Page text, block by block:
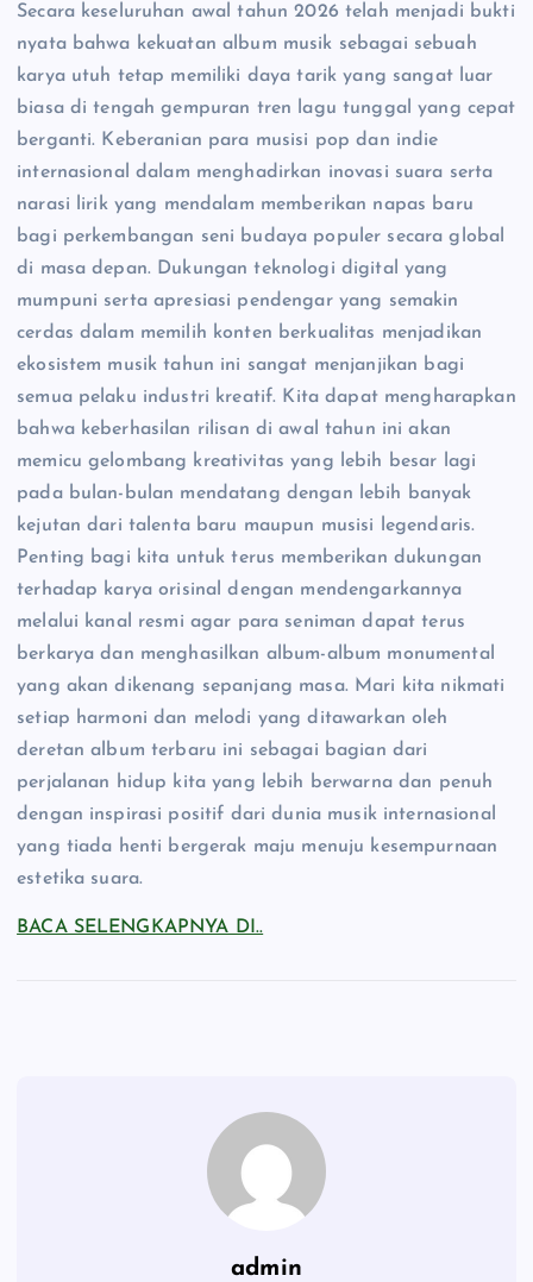
Secara keseluruhan awal tahun 2026 telah menjadi bukti
nyata bahwa kekuatan album musik sebagai sebuah
karya utuh tetap memiliki daya tarik yang sangat luar
biasa di tengah gempuran tren lagu tunggal yang cepat
berganti. Keberanian para musisi pop dan indie
internasional dalam menghadirkan inovasi suara serta
narasi lirik yang mendalam memberikan napas baru
bagi perkembangan seni budaya populer secara global
di masa depan. Dukungan teknologi digital yang
mumpuni serta apresiasi pendengar yang semakin
cerdas dalam memilih konten berkualitas menjadikan
ekosistem musik tahun ini sangat menjanjikan bagi
semua pelaku industri kreatif. Kita dapat mengharapkan
bahwa keberhasilan rilisan di awal tahun ini akan
memicu gelombang kreativitas yang lebih besar lagi
pada bulan-bulan mendatang dengan lebih banyak
kejutan dari talenta baru maupun musisi legendaris.
Penting bagi kita untuk terus memberikan dukungan
terhadap karya orisinal dengan mendengarkannya
melalui kanal resmi agar para seniman dapat terus
berkarya dan menghasilkan album-album monumental
yang akan dikenang sepanjang masa. Mari kita nikmati
setiap harmoni dan melodi yang ditawarkan oleh
deretan album terbaru ini sebagai bagian dari
perjalanan hidup kita yang lebih berwarna dan penuh
dengan inspirasi positif dari dunia musik internasional
yang tiada henti bergerak maju menuju kesempurnaan
estetika suara.
BACA SELENGKAPNYA DI..
admin